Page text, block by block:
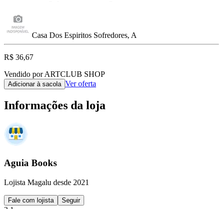
Casa Dos Espiritos Sofredores, A
R$ 36,67
Vendido por ARTCLUB SHOP
Adicionar à sacola Ver oferta
Informações da loja
Aguia Books
Lojista Magalu desde 2021
Fale com lojista Seguir